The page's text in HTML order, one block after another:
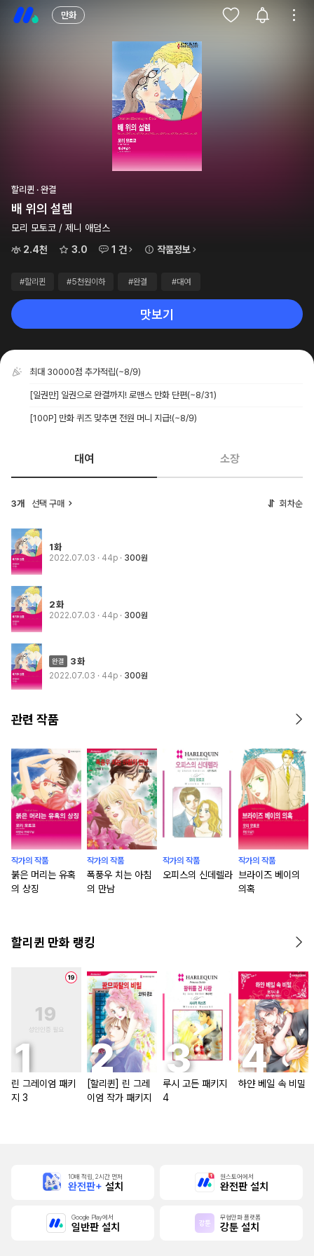
만화
할리퀸 · 완결
배 위의 설렘
모리 모토코 / 제니 애덤스
2.4천
3.0 1 건 작품정보
#할리퀸 #5천원이하 #완결 #대여
맛보기
최대 30000점 추가적립(~8/9)
[일권만] 일권으로 완결까지! 로맨스 만화 단편(~8/31)
[100P] 만화 퀴즈 맞추면 전원 머니 지급!(~8/9)
대여 소장
3개 선택 구매 회차순
1화
2022.07.03 · 44p 300원
2화
2022.07.03 · 44p 300원
3화
2022.07.03 · 44p 300원
관련 작품
작가의 작품
붉은 머리는 유혹
의 상징
작가의 작품
폭풍우 치는 아침
의 만남
작가의 작품
오피스의 신데렐라
작가의 작품
브라이즈 베이의
의혹
할리퀸 만화 랭킹
린 그레이엄 패키
지 3
[할리퀸] 린 그레
이엄 작가 패키지
루시 고든 패키지
4
하얀 베일 속 비밀
10배 적립, 2시간 먼저
완전판+ 설치
원스토어에서
완전판 설치
Google Play에서
일반판 설치
무협만화 플랫폼
강툰 설치